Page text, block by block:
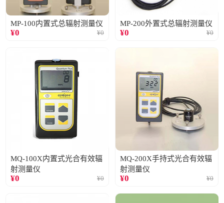
MP-100内置式总辐射测量仪
¥0 ¥0
MP-200外置式总辐射测量仪
¥0 ¥0
MQ-100X内置式光合有效辐
射测量仪
¥0 ¥0
MQ-200X手持式光合有效辐
射测量仪
¥0 ¥0